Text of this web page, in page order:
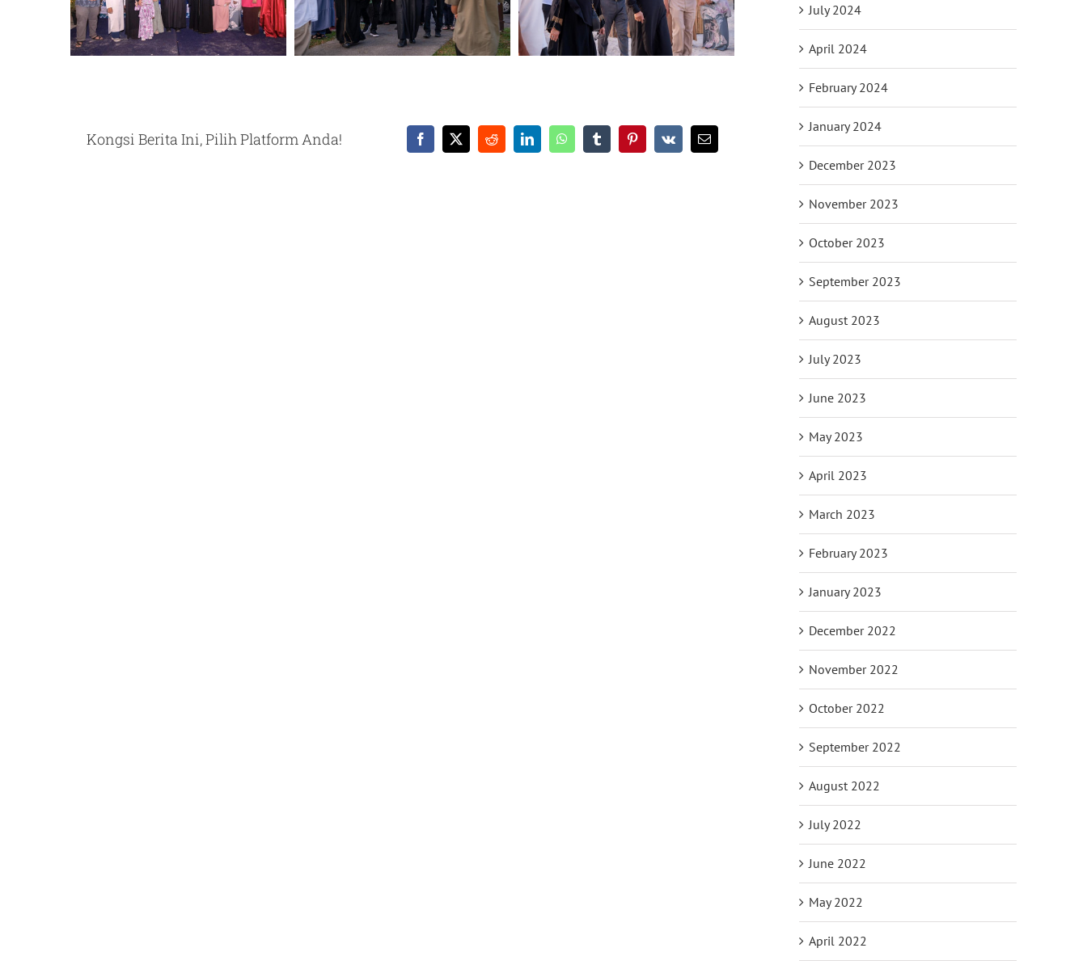
Kongsi Berita Ini, Pilih Platform Anda! Facebook
X RedditLinkedInWhatsAppTumblrPinterest
Vk Email
July 2024
April 2024
February 2024
January 2024
December 2023
November 2023
October 2023
September 2023
August 2023
July 2023
June 2023
May 2023
April 2023
March 2023
February 2023
January 2023
December 2022
November 2022
October 2022
September 2022
August 2022
July 2022
June 2022
May 2022
April 2022